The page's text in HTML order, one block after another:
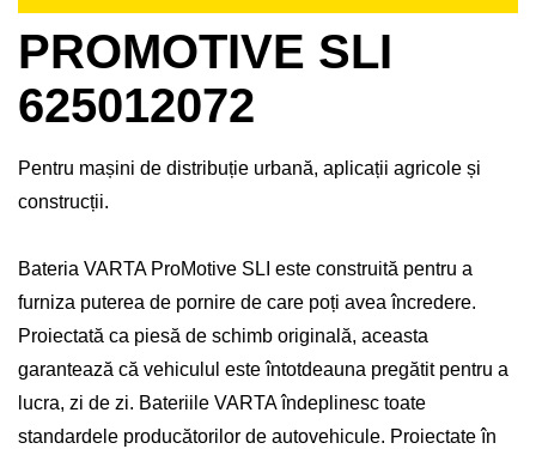
PROMOTIVE SLI
625012072
Pentru mașini de distribuție urbană, aplicații agricole și
construcții.
Bateria VARTA ProMotive SLI este construită pentru a
furniza puterea de pornire de care poți avea încredere.
Proiectată ca piesă de schimb originală, aceasta
garantează că vehiculul este întotdeauna pregătit pentru a
lucra, zi de zi. Bateriile VARTA îndeplinesc toate
standardele producătorilor de autovehicule. Proiectate în